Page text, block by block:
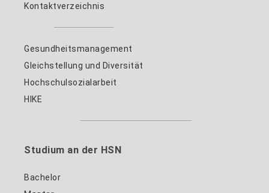
Kontaktverzeichnis
Gesundheitsmanagement
Gleichstellung und Diversität
Hochschulsozialarbeit
HIKE
Studium an der HSN
Bachelor